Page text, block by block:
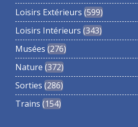
Loisirs Extérieurs 599
Loisirs Intérieurs 343
Musées 276
Nature 372
Sorties 286
Trains 154